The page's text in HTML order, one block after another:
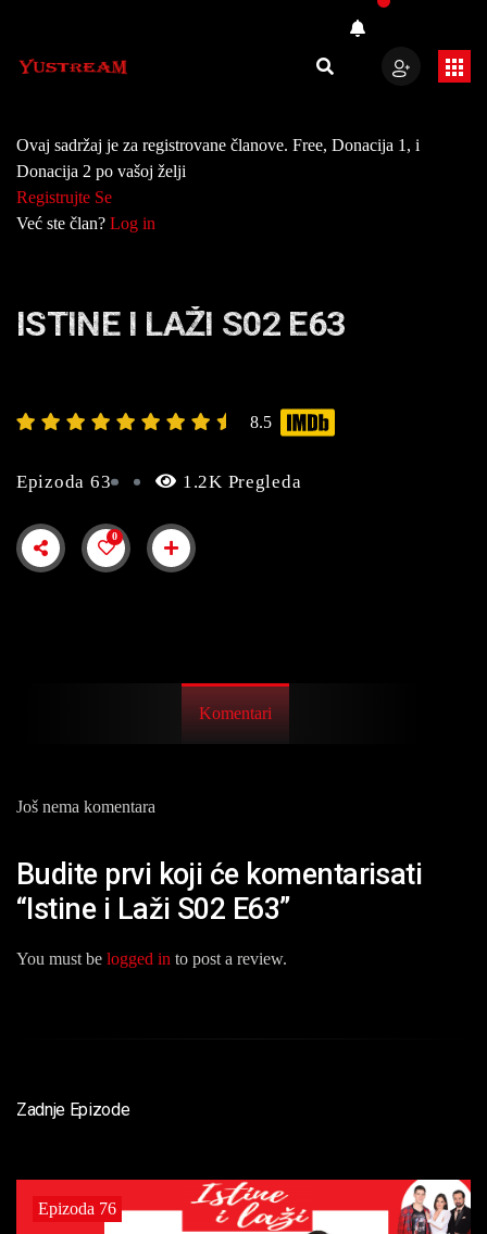
Ovaj sadržaj je za registrovane članove. Free, Donacija 1, i
Donacija 2 po vašoj želji
Registrujte Se
Već ste član? Log in
ISTINE I LAŽI S02 E63
8.5
Epizoda 63 1.2K Pregleda
0
Komentari
Još nema komentara
Budite prvi koji će komentarisati
“Istine i Laži S02 E63”
You must be logged in to post a review.
Zadnje Epizode
Epizoda 76